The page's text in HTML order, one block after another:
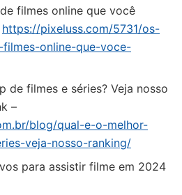
filmes online que você
https://pixeluss.com/5731/os-
online-que-voce-
de filmes e séries? Veja nosso
–
blog/qual-e-o-melhor-
veja-nosso-ranking/
para assistir filme em 2024